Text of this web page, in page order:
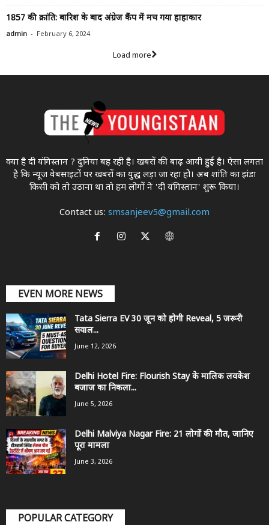
1857 की क्रांति: बारिश के बाद अंग्रेज कैंप में मच गया हाहाकार
admin - February 6, 2024
Load more
क्या है दी यंगिस्तान ? दुनिया बह रही है। खबरों की बाढ़ आयी हुई है। ऐसा लगता
है कि न्यूज वेबसाइटों पर खबरों का युद्ध लड़ा जा रहा होे। अब शांति का झंडा
किसी को तो उठाना था ताे हम लोगों ने 'दी यंगिस्तान' शुरू किया।
Contact us: smsanjeev5@gmail.com
EVEN MORE NEWS
Tata Sierra EV 30 जून को होगी Reveal, 5 जरूरी
सवाल...
June 12, 2026
Delhi Hotel Fire: Flourish Stay के मालिक लवकेश
बजाज का निकला...
June 5, 2026
Delhi Malviya Nagar Fire: 21 लोगों की मौत, जानिए
पूरा मामला
June 3, 2026
POPULAR CATEGORY